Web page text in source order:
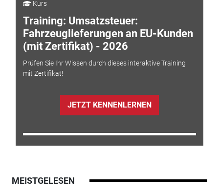
Kurs
Training: Umsatzsteuer:
Fahrzeuglieferungen an EU-Kunden
(mit Zertifikat) - 2026
Prüfen Sie Ihr Wissen durch dieses interaktive Training
mit Zertifikat!
JETZT KENNENLERNEN
MEISTGELESEN